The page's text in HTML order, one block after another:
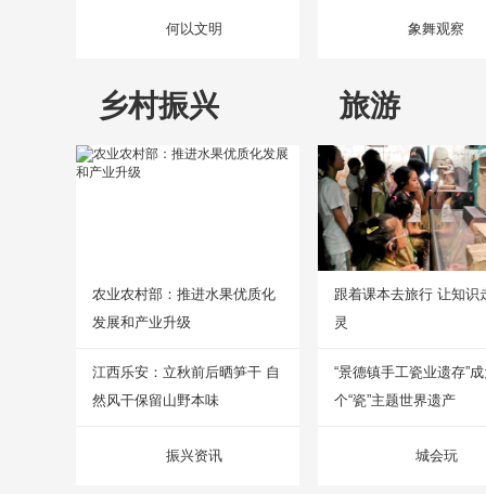
何以文明 象舞观察
乡村振兴
农业农村部：推进水果优质化
发展和产业升级
江西乐安：立秋前后晒笋干 自
然风干保留山野本味
振兴资讯
旅游
跟着课本去旅行 让知识
灵
“景德镇手工瓷业遗存”
个“瓷”主题世界遗产
城会玩